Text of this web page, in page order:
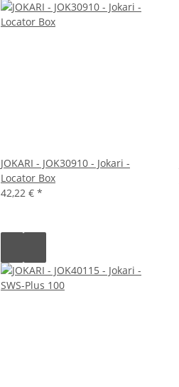
JOKARI - JOK30910 - Jokari -
Locator Box
42,22 € *